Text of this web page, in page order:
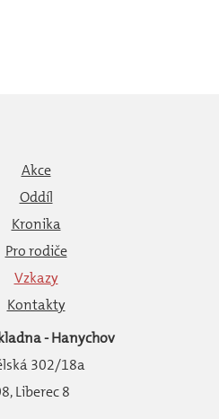
Akce
Oddíl
Kronika
Pro rodiče
Vzkazy
Kontakty
- Hanychov
302/18a
Liberec 8